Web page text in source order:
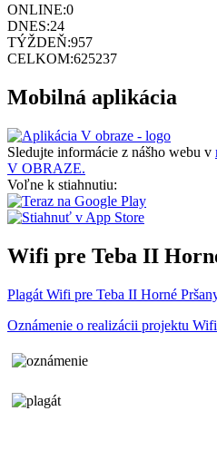
ONLINE:0
DNES:24
TÝŽDEŇ:957
CELKOM:625237
Mobilná aplikácia
Sledujte informácie z nášho webu v
V OBRAZE.
Voľne k stiahnutiu:
Wifi pre Teba II
Plagát Wifi pre Teba II Horné
Oznámenie o realizácii projektu